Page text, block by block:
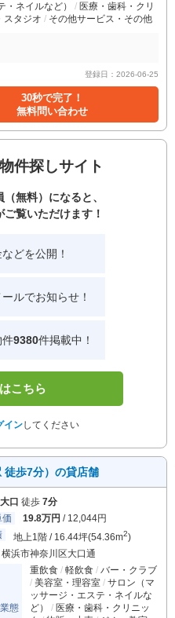
・ネイルなど）
医療・歯科・クリ
スタジオ その他サービス・その他
登録日：2026-06-25
30秒で完了！
無料問い合わせ
件探しサイト
無料）になると、
ご覧いただけます！
どを公開！
ルでお知らせ！
件9380件掲載中！
こちら
インしてください
徒歩7分）の貸店舗
大口 徒歩 7分
価
19.8万円 / 12,044円
地上1階 / 16.44坪(54.36m2)
横浜市神奈川区大口通
態
重飲食 軽飲食
バー・クラブ
美容室・理容室
サロン（マ
ッサージ・エステ・ネイルな
ど）
医療・歯科・クリニッ